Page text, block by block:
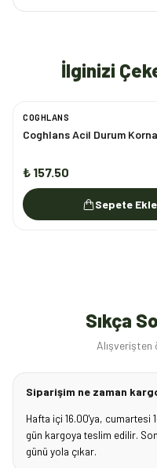
İlginizi
COGHLANS
Coghlans Acil Durum
₺ 157.50
Sepete Ekle
Sıkça
Alışverişten
Siparişim ne zaman
Hafta içi 16.00'ya, cumartesi
gün kargoya teslim edilir.
günü yola çıkar.